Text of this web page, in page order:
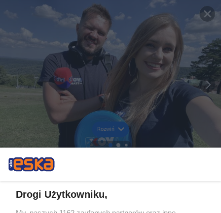
Rozwiń
Drogi Użytkowniku,